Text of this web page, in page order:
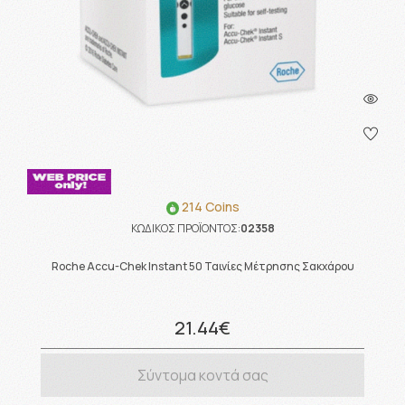
214 Coins
ΚΩΔΙΚΟΣ ΠΡΟΪΟΝΤΟΣ:02358
Roche Accu-Chek Instant 50 Ταινίες Μέτρησης Σακχάρου
21.44€
Σύντομα κοντά σας